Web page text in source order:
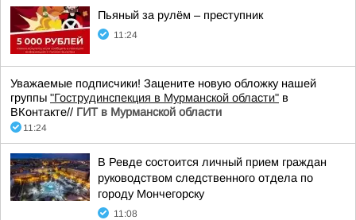
Пьяный за рулём – преступник
11:24
Уважаемые подписчики! Зацените новую обложку нашей
группы "Гострудинспекция в Мурманской области" в
ВКонтакте// ГИТ в Мурманской области
11:24
В Ревде состоится личный прием граждан
руководством следственного отдела по
городу Мончегорску
11:08